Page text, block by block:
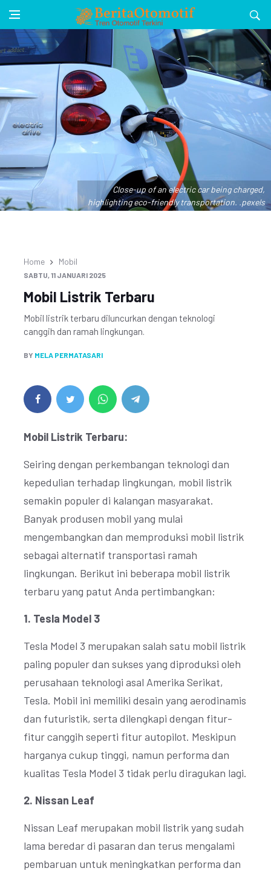
Close-up of an electric car being charged,
highlighting eco-friendly transportation. .pexels
Home Mobil
SABTU, 11 JANUARI 2025
Mobil Listrik Terbaru
Mobil listrik terbaru diluncurkan dengan teknologi
canggih dan ramah lingkungan.
BY MELA PERMATASARI
Mobil Listrik Terbaru:
Seiring dengan perkembangan teknologi dan
kepedulian terhadap lingkungan, mobil listrik
semakin populer di kalangan masyarakat.
Banyak produsen mobil yang mulai
mengembangkan dan memproduksi mobil listrik
sebagai alternatif transportasi ramah
lingkungan. Berikut ini beberapa mobil listrik
terbaru yang patut Anda pertimbangkan:
1. Tesla Model 3
Tesla Model 3 merupakan salah satu mobil listrik
paling populer dan sukses yang diproduksi oleh
perusahaan teknologi asal Amerika Serikat,
Tesla. Mobil ini memiliki desain yang aerodinamis
dan futuristik, serta dilengkapi dengan fitur-
fitur canggih seperti fitur autopilot. Meskipun
harganya cukup tinggi, namun performa dan
kualitas Tesla Model 3 tidak perlu diragukan lagi.
2. Nissan Leaf
Nissan Leaf merupakan mobil listrik yang sudah
lama beredar di pasaran dan terus mengalami
pembaruan untuk meningkatkan performa dan